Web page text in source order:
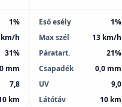
1%
km/h
31%
mm
7,8
km
Eső esély
1%
Max szél
13 km/h
Páratart.
21%
Csapadék
0,0 mm
UV
9,0
Látótáv
10 km